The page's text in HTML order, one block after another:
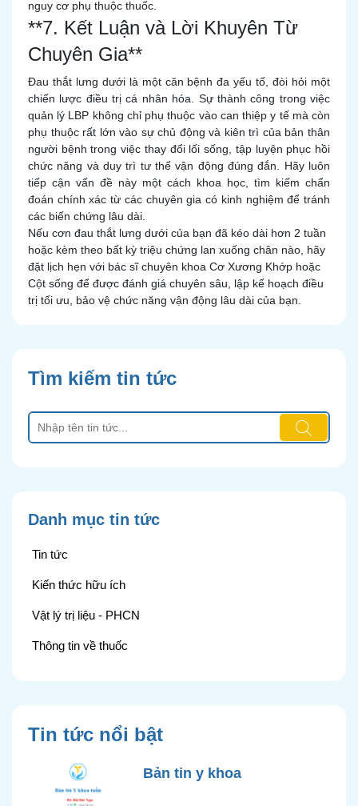
nguy cơ phụ thuộc thuốc.
**7. Kết Luận và Lời Khuyên Từ
Chuyên Gia**
Đau thắt lưng dưới là một căn bệnh đa yếu tố, đòi hỏi một
chiến lược điều trị cá nhân hóa. Sự thành công trong việc
quản lý LBP không chỉ phụ thuộc vào can thiệp y tế mà còn
phụ thuộc rất lớn vào sự chủ động và kiên trì của bản thân
người bệnh trong việc thay đổi lối sống, tập luyện phục hồi
chức năng và duy trì tư thế vận động đúng đắn. Hãy luôn
tiếp cận vấn đề này một cách khoa học, tìm kiếm chẩn
đoán chính xác từ các chuyên gia có kinh nghiệm để tránh
các biến chứng lâu dài.
Nếu cơn đau thắt lưng dưới của bạn đã kéo dài hơn 2 tuần
hoặc kèm theo bất kỳ triệu chứng lan xuống chân nào, hãy
đặt lịch hẹn với bác sĩ chuyên khoa Cơ Xương Khớp hoặc
Cột sống để được đánh giá chuyên sâu, lập kế hoạch điều
trị tối ưu, bảo vệ chức năng vận động lâu dài của bạn.
Tìm kiếm tin tức
Danh mục tin tức
Tin tức
Kiến thức hữu ích
Vật lý trị liệu - PHCN
Thông tin về thuốc
Tin tức nổi bật
Bản tin y khoa